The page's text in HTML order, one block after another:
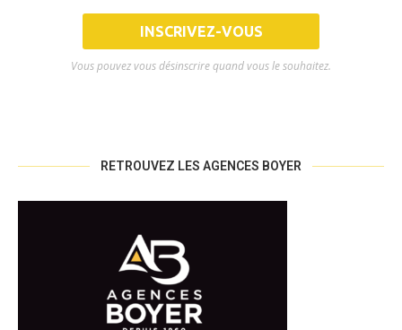
Vous pouvez vous désinscrire quand vous le souhaitez.
RETROUVEZ LES AGENCES BOYER